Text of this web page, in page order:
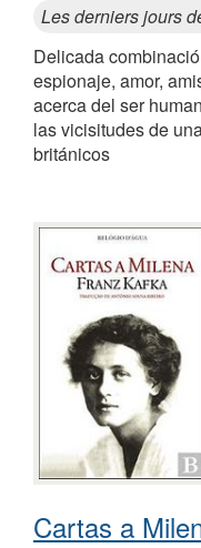
Les derniers jours
Delicada
espionaje, amor,
acerca del ser
las vicisitudes de
británicos
Cartas a